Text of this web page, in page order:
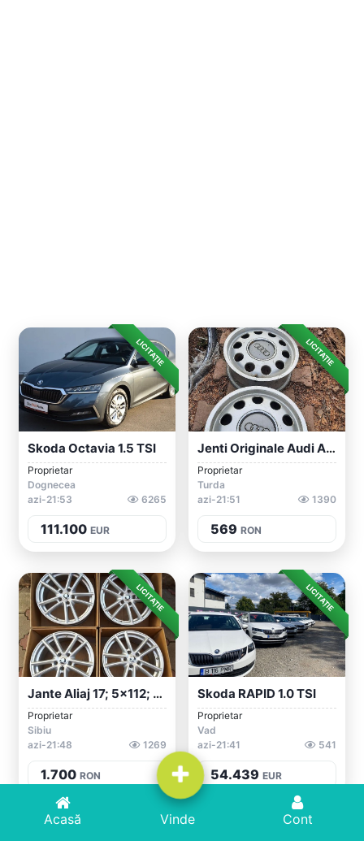
LICITAȚIE
Skoda Octavia 1.5 TSI
Proprietar
Dognecea
azi-21:53
6265
111.100 EUR
LICITAȚIE
Jenti Originale Audi A 4bun A 3,Skoda.Mo...
Proprietar
Turda
azi-21:51
1390
569 RON
LICITAȚIE
Jante Aliaj 17; 5x112; Skoda Octavia 2,...
Proprietar
Sibiu
azi-21:48
1269
1.700 RON
LICITAȚIE
Skoda RAPID 1.0 TSI
Proprietar
Vad
azi-21:41
541
54.439 EUR
Acasă Adaugă Anunț Cont
Acasă Vinde Cont